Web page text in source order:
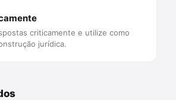
criticamente e utilize como
jurídica.